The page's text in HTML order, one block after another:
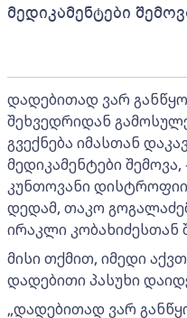
მედიკამენტები
დადებითად ვარ
შეხვედრიდან
გვექნება იმასთან
მედიკამენტები შემოვა,
კუნთოვანი
დედამ, თაკო
ირაკლი კობახიძესთან
მისი თქმით, იმედი
დადებითი პასუხი
„დადებითად ვარ